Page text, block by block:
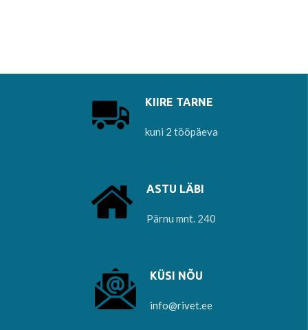
KIIRE TARNE
kuni 2 tööpäeva
ASTU LÄBI
Pärnu mnt. 240
KÜSI NÕU
info@rivet.ee